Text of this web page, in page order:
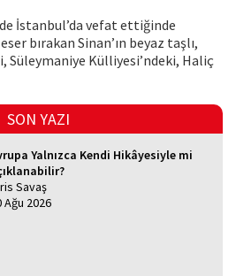
İstanbul’da vefat ettiğinde
bırakan Sinan’ın beyaz taşlı,
Süleymaniye Külliyesi’ndeki, Haliç
SON YAZI
Yalnızca Kendi Hikâyesiyle mi
Savaş
Ağu 2026